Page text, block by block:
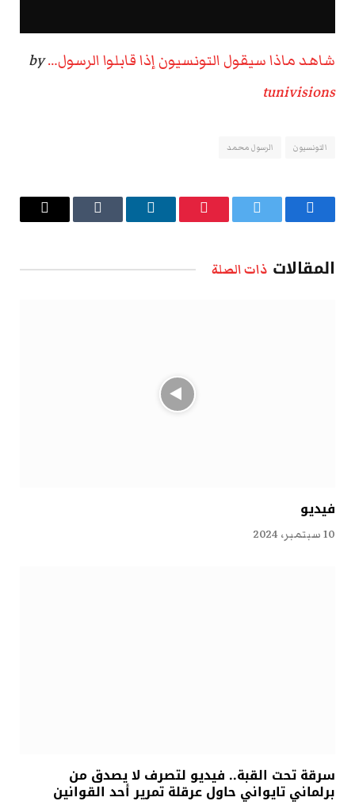
شاهد ماذا سيقول التونسيون إذا قابلوا الرسول…by
tunivisions
التونسيون الرسول محمد
فيسبوك تويتر بينتيريستلينكدإن Tumblr
البريد
المقالات ذات الصلة
فيديو
10 سبتمبر، 2024
سرقة تحت القبة.. فيديو لتصرف لا يصدق من
برلماني تايواني حاول عرقلة تمرير أحد القوانين